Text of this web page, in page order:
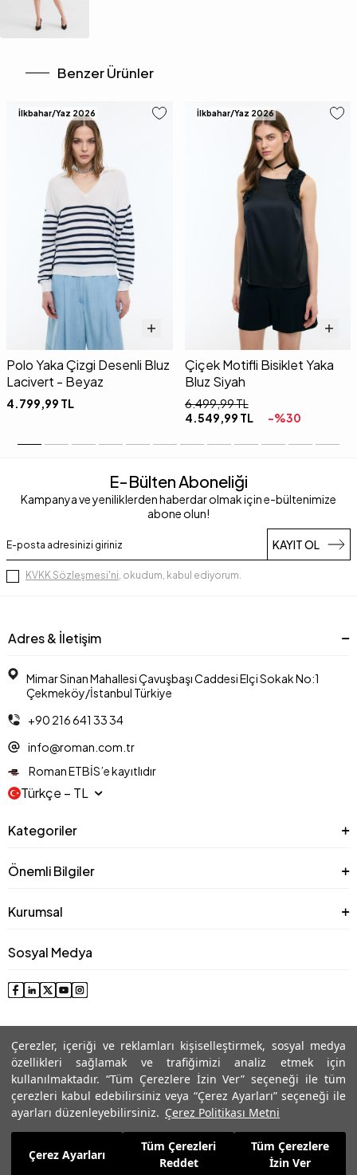
Çerezler, içeriği ve reklamları kişiselleştirmek, sosyal medya
özellikleri sağlamak ve trafiğimizi analiz etmek için
kullanılmaktadır. “Tüm Çerezlere İzin Ver” seçeneği ile tüm
çerezleri kabul edebilirsiniz veya “Çerez Ayarları” seçeneği ile
ayarları düzenleyebilirsiniz. Çerez Politikası Metni
Çerez Ayarları
Tüm Çerezleri
Reddet
Tüm Çerezlere
İzin Ver
5.509,99 TL
2.203,99 Sepete Ekle
Benzer Ürünler
İlkbahar/Yaz 2026
Polo Yaka Çizgi Desenli Bluz
Lacivert - Beyaz
4.799,99 TL
İlkbahar/Yaz 2026
Çiçek Motifli Bisiklet Yaka
Bluz Siyah
6.499,99TL
4.549,99 TL -%30
E-Bülten Aboneliği
Kampanya ve yeniliklerden haberdar olmak için e-bültenimize
abone olun!
KAYIT OL
KVKK Sözleşmesi'ni, okudum, kabul ediyorum.
Adres & İletişim
Mimar Sinan Mahallesi Çavuşbaşı Caddesi Elçi Sokak No:1
Çekmeköy/İstanbul Türkiye
+90 216 641 33 34
info@roman.com.tr
Roman ETBİS’e kayıtlıdır
Türkçe − TL
Kategoriler
Önemli Bilgiler
Kurumsal
Sosyal Medya
© 2025 Roman® Tüm Hakları Saklıdır, İzinsiz kullanılamaz